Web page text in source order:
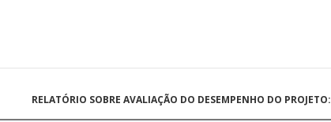
RELATÓRIO SOBRE AVALIAÇÃO DO DESEMPENHO DO PROJETO: